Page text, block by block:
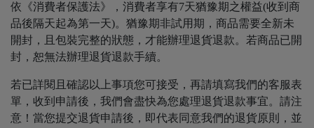
依《消費者保護法》，消費者享有7天猶豫期之權益(收到商
品後隔天起為第一天)。猶豫期非試用期，商品需要全新未
開封，且包裝完整的狀態，才能辦理退貨退款。若商品已開
封，恕無法辦理退貨退款手續。
若已詳閱且確認以上事項您可接受，再請填寫我們的客服表
單，收到申請後，我們會盡快為您處理退貨退款事宜。請注
意！當您提交退貨申請後，即代表同意我們的退貨原則，並